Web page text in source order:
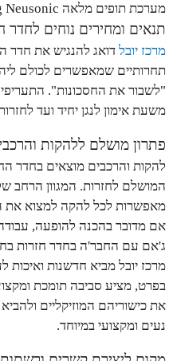
מערכת תופים מלאה Ludwig Neusonic ומגבר Orange Crush
תנאים ומחירים נוחים לחדר
מרכז יובלדואג להנגיש את חדר
תחרותיים שמאפשרים לכולם
"לשבור את החסכונות".
משעת אימון לנגן יחיד ועד
פתרון מושלם ללהקות
להקות והרכבים מוצאים בחדר
המושלם לחזרות. המגוון הרחב
מאפשרות לכל להקה למצוא את
אם מדובר בהכנה להופעה,
ג'אם עם החבר'ה בחדר חזרות
מרכז יובל מביא חדשנות ואיכות
בפרט, מציע סביבה תומכת
את כישוריהם המוזיקליים
נעים ומקצועי במיוחד.